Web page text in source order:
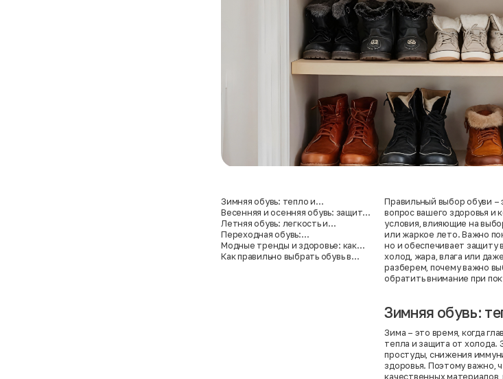
Зимняя обувь: тепло и
безопасность
Весенняя и осенняя обувь: защита
от влаги и комфорт
Летняя обувь: легкость и
вентиляция
Переходная обувь:
универсальность и защита
Модные тренды и здоровье: как
найти баланс
Как правильно выбрать обувь в
Правильный выбор обуви –
вопрос вашего здоровья и
условия, влияющие на
или жаркое лето. Важно
но и обеспечивает защиту
холод, жара, влага или
разберем, почему важно
обратить внимание при
Зимняя обувь:
Зима – это время, когда
тепла и защита от холода.
простуды, снижения
здоровья. Поэтому важно,
качественных